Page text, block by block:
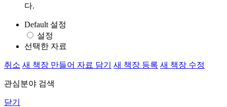
다.
Default 설정
설정
선택한 자료
취소 새 책장 만들어 자료 담기 새 책장 등록 새 책장 수정
관심분야 검색
닫기